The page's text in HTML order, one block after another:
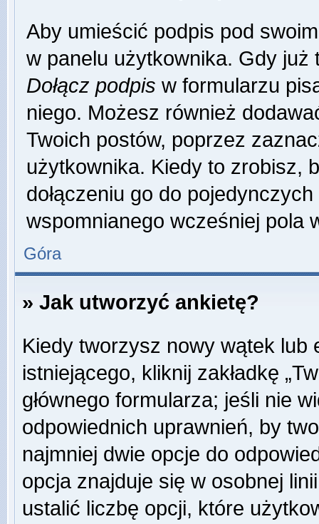
Aby umieścić podpis pod
w panelu użytkownika. Gdy
Dołącz podpis w formularzu
niego. Możesz również
Twoich postów, poprzez
użytkownika. Kiedy to zrobisz,
dołączeniu go do
wspomnianego wcześniej pola
Góra
» Jak utworzyć ankietę?
Kiedy tworzysz nowy wątek lub
istniejącego, kliknij zakładkę
głównego formularza; jeśli nie
odpowiednich uprawnień, by
najmniej dwie opcje do
opcja znajduje się w osobnej
ustalić liczbę opcji, które